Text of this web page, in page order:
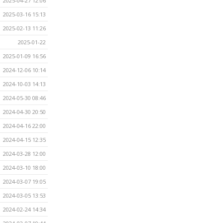
2025-03-16 15:13
2025-02-13 11:26
2025-01-22
2025-01-09 16:56
2024-12-06 10:14
2024-10-03 14:13
2024-05-30 08:46
2024-04-30 20:50
2024-04-16 22:00
2024-04-15 12:35
2024-03-28 12:00
2024-03-10 18:00
2024-03-07 19:05
2024-03-05 13:53
2024-02-24 14:34